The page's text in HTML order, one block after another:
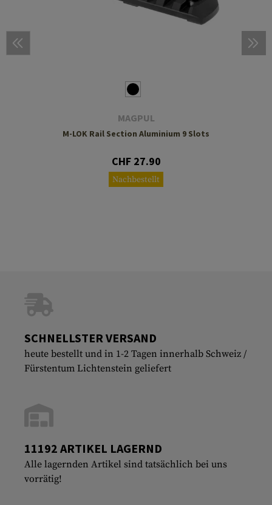
MAGPUL
M-LOK Rail Section Aluminium 9 Slots
CHF 27.90
Nachbestellt
SCHNELLSTER VERSAND
heute bestellt und in 1-2 Tagen innerhalb Schweiz /
Fürstentum Lichtenstein geliefert
11192 ARTIKEL LAGERND
Alle lagernden Artikel sind tatsächlich bei uns
vorrätig!